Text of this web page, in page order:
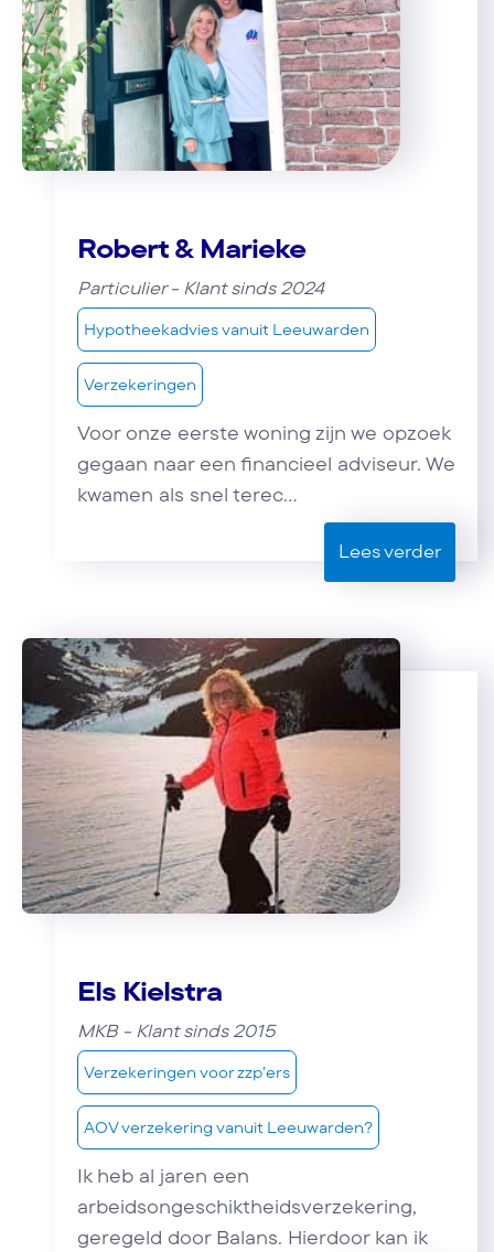
Robert & Marieke
Particulier - Klant sinds 2024
Hypotheekadvies vanuit Leeuwarden
Verzekeringen
Voor onze eerste woning zijn we opzoek
gegaan naar een financieel adviseur. We
kwamen als snel terec...
Lees verder
Els Kielstra
MKB - Klant sinds 2015
Verzekeringen voor zzp’ers
AOV verzekering vanuit Leeuwarden?
Ik heb al jaren een
arbeidsongeschiktheidsverzekering,
geregeld door Balans. Hierdoor kan ik